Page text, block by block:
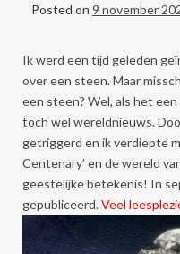
Posted on 9 november
Ik werd een tijd geleden
over een steen. Maar
een steen? Wel, als het
toch wel wereldnieuws.
getriggerd en ik verdiepte
Centenary’ en de wereld
geestelijke betekenis! In
gepubliceerd.Veel